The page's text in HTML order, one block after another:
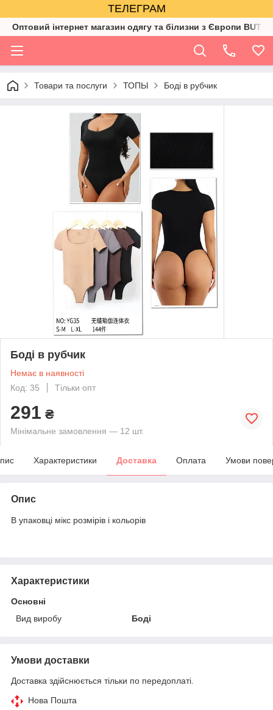
ТЕЛЕГРАМ
Оптовий інтернет магазин одягу та білизни з Європи BUTIK
Товари та послуги ТОПЫ Боді в рубчик
Боді в рубчик
Немає в наявності
Код: 35
Тільки опт
291 ₴
Мінімальне замовлення — 12 шт.
Характеристики Доставка Оплата Умови
Опис
В упаковці мікс розмірів і кольорів
Характеристики
Основні
Вид виробу
Боді
Умови доставки
Доставка здійснюється тільки по передоплаті.
Нова Пошта